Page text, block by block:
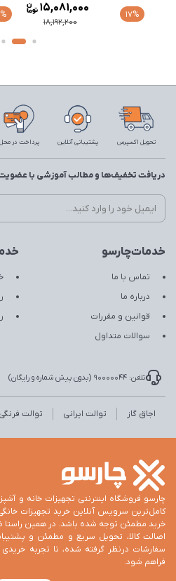
17%
18,192,200
15,081,000
تحویل اکسپرس پشتیبانی آنلاین پرداخت در محل
خدمات‌چارسو
تماس با ما
درباره ما
قوانین و مقررات
سوالات متداول
دریافت تخفیف‌ها و مطالب آموزشی با عضویت
تلفن: 90000044 (بدون پیش شماره و رایگان)
اجاق گاز توالت ایرانی توالت فرنگی
چارسو فروشگاه اینترنتی تجهیزات خانه و
کامل‌ترین سرویس آنلاین خرید تجهیزات
اصالت کالا، تحویل سریع و مطمئن و
سفارشات درنظر گرفته شده، تا تجربه
فراهم شود.